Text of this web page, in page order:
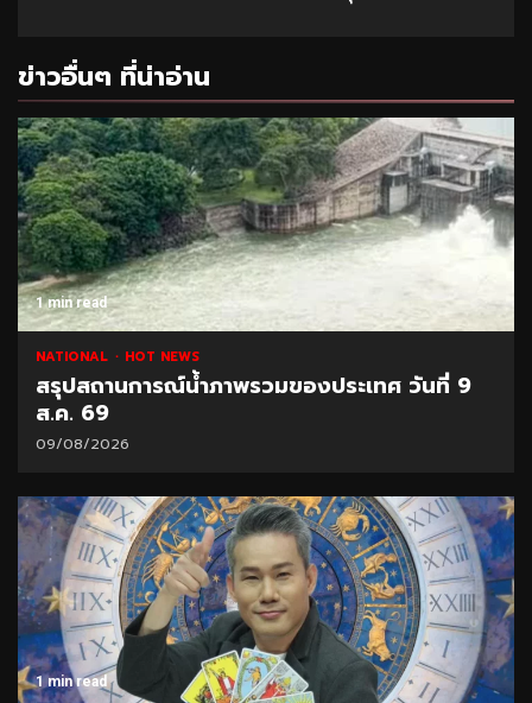
ข่าวอื่นๆ ที่น่าอ่าน
1 min read
NATIONAL HOT NEWS
สรุปสถานการณ์น้ำภาพรวมของประเทศ วันที่ 9
ส.ค. 69
09/08/2026
1 min read